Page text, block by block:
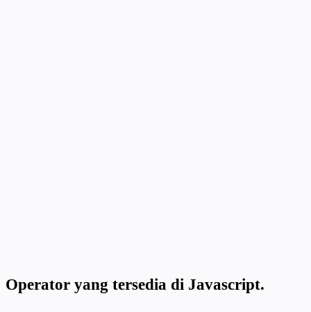
Operator yang tersedia di Javascript.